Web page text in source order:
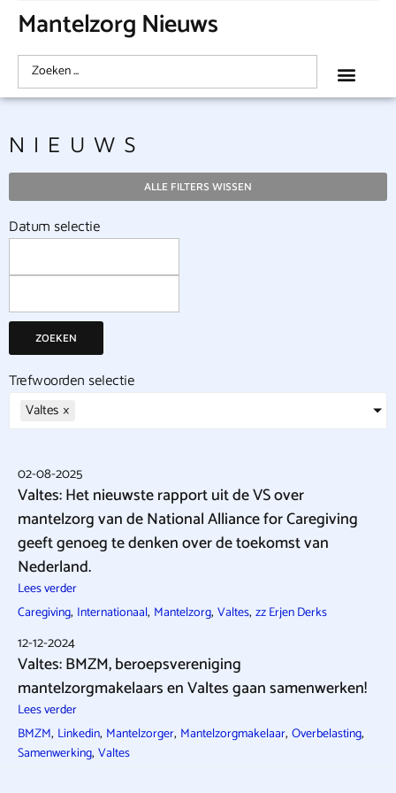
Mantelzorg Nieuws
NIEUWS
ALLE FILTERS WISSEN
Datum selectie
ZOEKEN
Trefwoorden selectie
Valtes ×
02-08-2025
Valtes: Het nieuwste rapport uit de VS over
mantelzorg van de National Alliance for Caregiving
geeft genoeg te denken over de toekomst van
Nederland.
Lees verder
Caregiving, Internationaal, Mantelzorg, Valtes, zz Erjen Derks
12-12-2024
Valtes: BMZM, beroepsvereniging
mantelzorgmakelaars en Valtes gaan samenwerken!
Lees verder
BMZM, Linkedin, Mantelzorger, Mantelzorgmakelaar, Overbelasting,
Samenwerking, Valtes